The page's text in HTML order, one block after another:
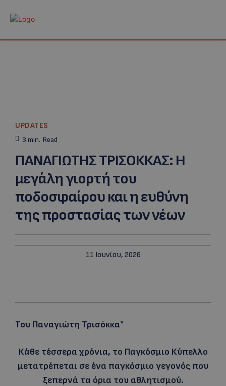
UPDATES
3 min. Read
ΠΑΝΑΓΙΩΤΗΣ ΤΡΙΣΟΚΚΑΣ: Η
μεγάλη γιορτή του
ποδοσφαίρου και η ευθύνη
της προστασίας των νέων
11 Ιουνίου, 2026
Του Παναγιώτη Τρισόκκα*
Κάθε τέσσερα χρόνια, το Παγκόσμιο Κύπελλο
μετατρέπεται σε ένα παγκόσμιο γεγονός που
ξεπερνά τα όρια του αθλητισμού.